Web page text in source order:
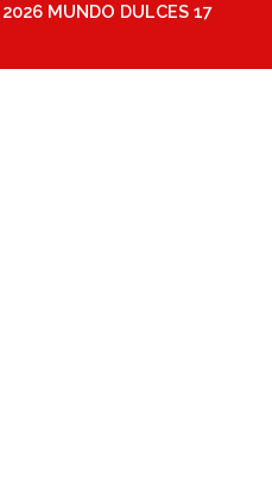
MUNDO DULCES 17